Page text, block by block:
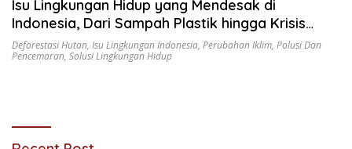
Isu Lingkungan Hidup yang Mendesak di
Indonesia, Dari Sampah Plastik hingga Krisis
Hutan
Deforestasi Hutan, Isu Lingkungan Indonesia, Perubahan Iklim, Polusi Dan
Pencemaran, Solusi Lingkungan Hidup